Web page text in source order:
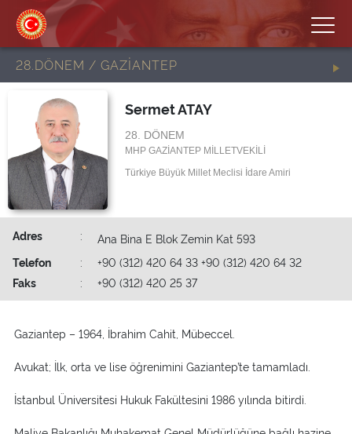
28.DÖNEM / GAZİANTEP
Sermet ATAY
28. DÖNEM
MHP GAZİANTEP MİLLETVEKİLİ
Türkiye Büyük Millet Meclisi İdare Amiri
Adres :
Ana Bina E Blok Zemin Kat 593
Telefon
:
+90 (312) 420 64 33 +90 (312) 420 64 32
Faks
: +90 (312) 420 25 37
Gaziantep – 1964, İbrahim Cahit, Mübeccel.
Avukat; İlk, orta ve lise öğrenimini Gaziantep’te tamamladı.
İstanbul Üniversitesi Hukuk Fakültesini 1986 yılında bitirdi.